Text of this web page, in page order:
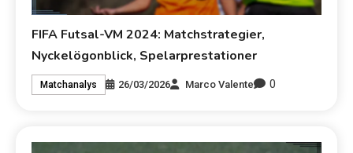
FIFA Futsal-VM 2024: Matchstrategier,
Nyckelögonblick, Spelarprestationer
Matchanalys 26/03/2026 Marco Valente 0